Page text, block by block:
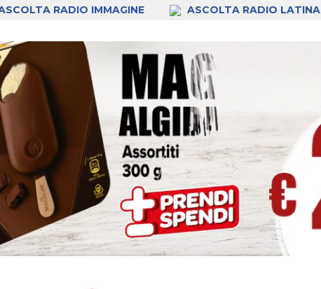
RADIO IMMAGINE ASCOLTA RADIO LATINA